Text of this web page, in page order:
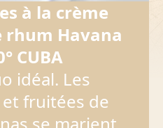
à la crème
rhum Havana
CUBA
idéal. Les
fruitées de